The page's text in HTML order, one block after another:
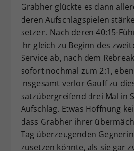
Grabher glückte es dann
deren Aufschlagspielen
setzen. Nach deren 40:15-
ihr gleich zu Beginn des
Service ab, nach dem
sofort nochmal zum 2:1,
Insgesamt verlor Gauff zu
satzübergreifend drei Mal in
Aufschlag. Etwas Hoffnung
dass Grabher ihrer
Tag überzeugenden
zusetzen könnte, als sie gar